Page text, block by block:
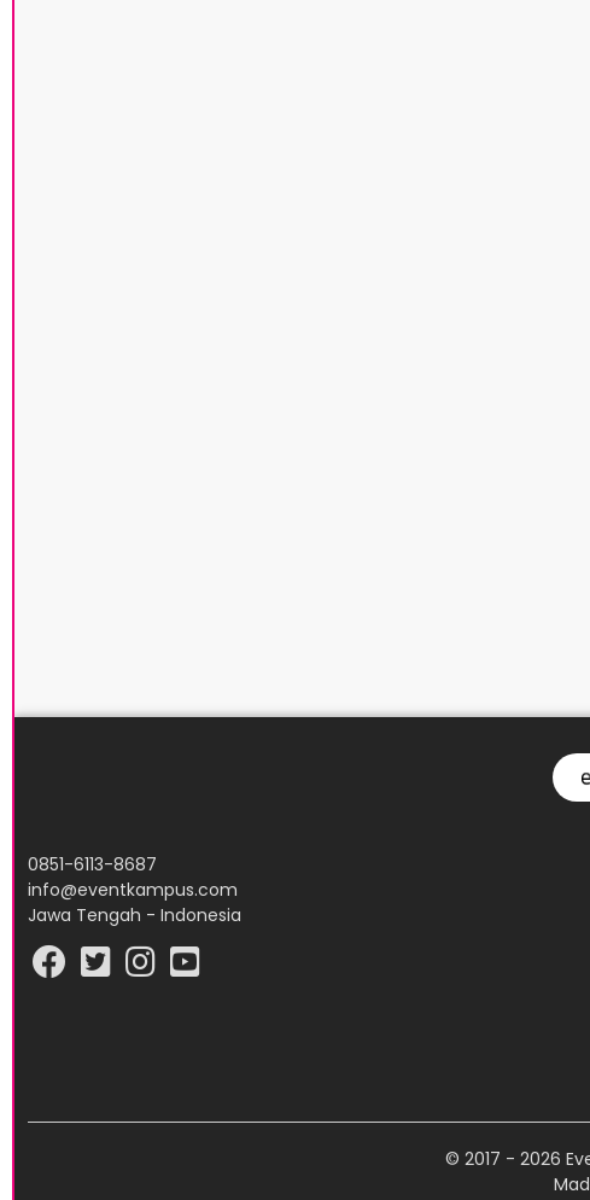
0851-6113-8687
info@eventkampus.com
Jawa Tengah - Indonesia
© 2017 - 2026